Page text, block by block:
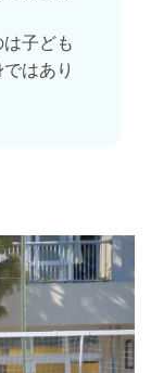
子ども
はあり